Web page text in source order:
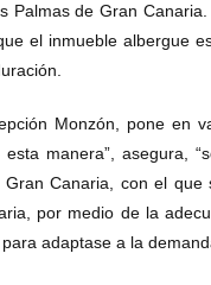
Palmas de Gran
el inmueble albergue
Monzón, pone en
manera”, asegura,
Canaria, con el
por medio de la
adaptase a la